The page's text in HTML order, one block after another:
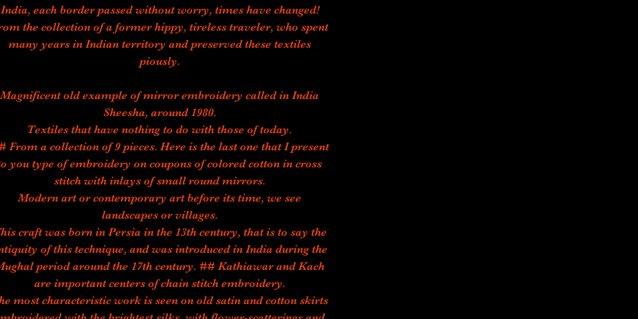
India, each border passed without worry, times have changed!
the collection of a former hippy, tireless traveler, who spent
many years in Indian territory and preserved these textiles
piously.
Magnificent old example of mirror embroidery called in India
Sheesha, around 1980.
Textiles that have nothing to do with those of today.
From a collection of 9 pieces. Here is the last one that I present
you type of embroidery on coupons of colored cotton in cross
stitch with inlays of small round mirrors.
Modern art or contemporary art before its time, we see
landscapes or villages.
craft was born in Persia in the 13th century, that is to say the
of this technique, and was introduced in India during the
period around the 17th century. ## Kathiawar and Kach
are important centers of chain stitch embroidery.
most characteristic work is seen on old satin and cotton skirts